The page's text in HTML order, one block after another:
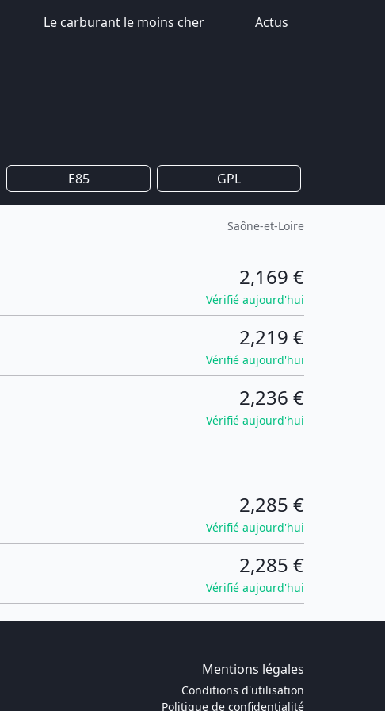
Le carburant le moins cher Actus
E85 GPL
Saône-et-Loire
2,169 €
Vérifié aujourd'hui
2,219 €
Vérifié aujourd'hui
2,236 €
Vérifié aujourd'hui
2,285 €
Vérifié aujourd'hui
2,285 €
Vérifié aujourd'hui
Mentions légales
Conditions d'utilisation
Politique de confidentialité